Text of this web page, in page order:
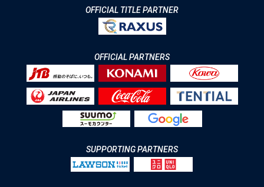
OFFICIAL TITLE PARTNER
OFFICIAL PARTNERS
SUPPORTING PARTNERS